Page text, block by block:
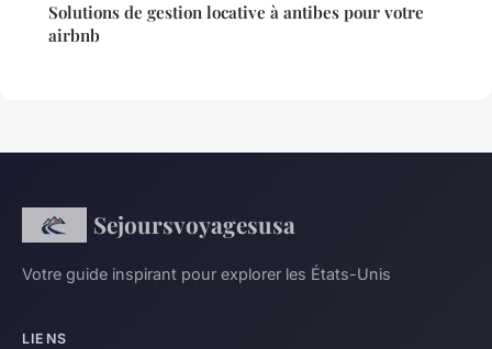
Solutions de gestion locative à antibes pour votre
airbnb
Sejoursvoyagesusa
Votre guide inspirant pour explorer les États-Unis
LIENS